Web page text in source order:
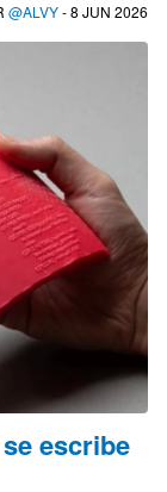
@ALVY- 8 JUN 2026
escribe